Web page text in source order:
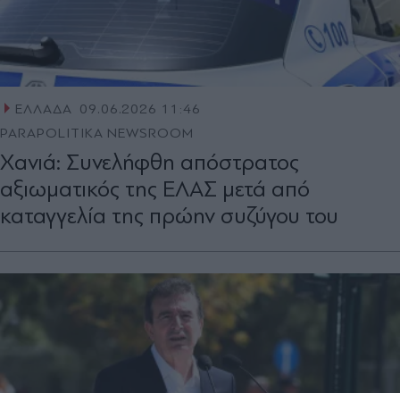
ΕΛΛΑΔΑ 09.06.2026 11:46
PARAPOLITIKA NEWSROOM
Χανιά: Συνελήφθη απόστρατος
αξιωματικός της ΕΛΑΣ μετά από
καταγγελία της πρώην συζύγου του